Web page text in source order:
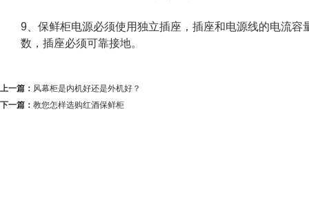
9、保鲜柜电源必须使用独立插座，插座和电源线的电流容
数，插座必须可靠接地。
上一篇： 风幕柜是内机好还是外机好？
下一篇： 教您怎样选购红酒保鲜柜